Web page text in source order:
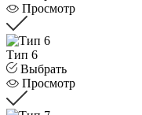
Просмотр
Тип 6
Выбрать
Просмотр